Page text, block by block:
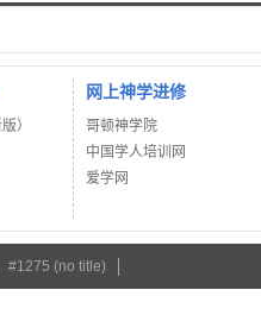
见，却不明白。看是要看见，却不晓
。
）
网上神学进修
哥顿神学院
中国学人培训网
爱学网
#1275 (no title)